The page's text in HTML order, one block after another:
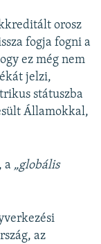
orosz
fogja fogni a
ez még nem
jelzi,
státuszba
Államokkal,
a „globális
az